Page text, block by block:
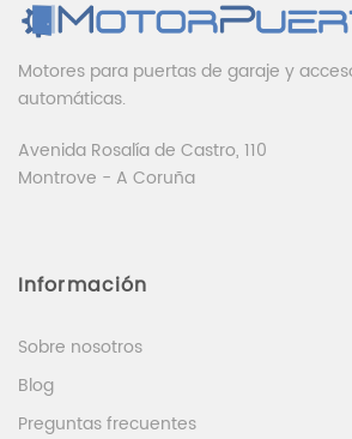
Motores para puertas de garaje y
automáticas.
Avenida Rosalía de Castro, 110
Montrove - A Coruña
Información
Sobre nosotros
Blog
Preguntas frecuentes